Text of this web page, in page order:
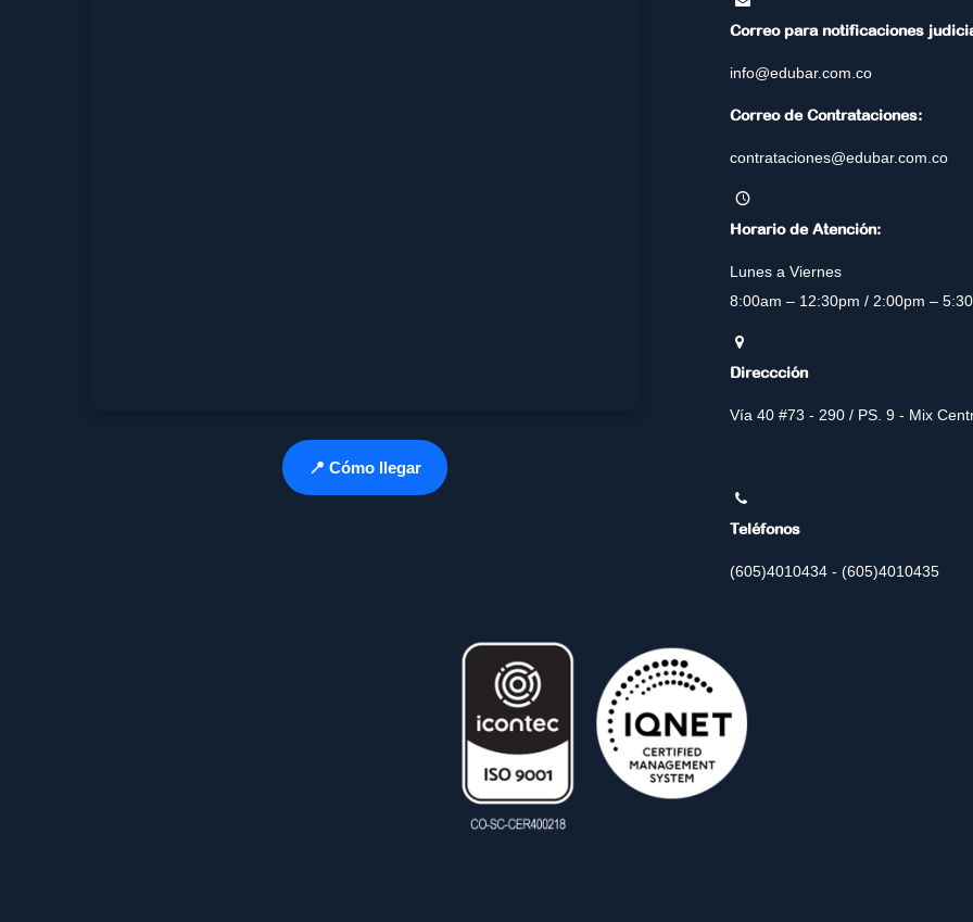
📍 Cómo llegar
Correo para notificaciones
info@edubar.com.co
Correo de Contrataciones:
contrataciones@edubar.com.co
Horario de Atención:
Lunes a Viernes
8:00am – 12:30pm / 2:00pm –
Direccción
Vía 40 #73 - 290 / PS. 9 - Mix
Teléfonos
(605)4010434 - (605)4010435